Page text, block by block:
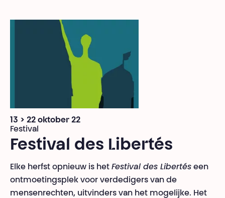
13 > 22 oktober 22
Festival
Festival des Libertés
Elke herfst opnieuw is het Festival des Libertés een
ontmoetingsplek voor verdedigers van de
mensenrechten, uitvinders van het mogelijke. Het